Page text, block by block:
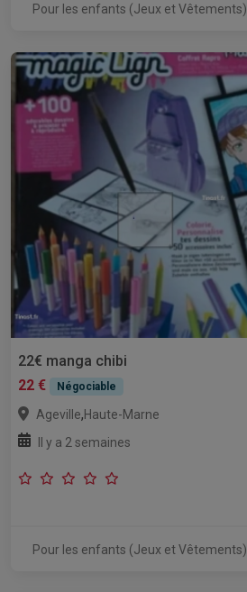
Pour les enfants (Jeux et Vêtements)
22€ manga chibi
22 €
Négociable
Ageville,Haute-Marne
Il y a 2 semaines
Pour les enfants (Jeux et Vêtements)